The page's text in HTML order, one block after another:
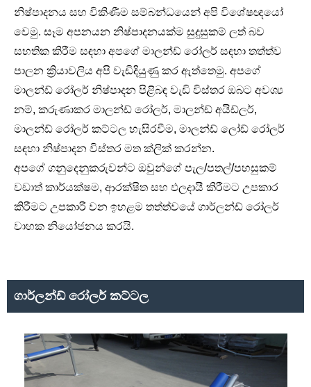
නිෂ්පාදනය සහ විකිණීම සම්බන්ධයෙන් අපි විශේෂඥයෝ
වෙමු. සෑම අපනයන නිෂ්පාදනයක්ම සුදුසුකම් ලත් බව
සහතික කිරීම සඳහා අපගේ මාලන්ඩ් රෝලර් සඳහා තත්ත්ව
පාලන ක්‍රියාවලිය අපි වැඩිදියුණු කර ඇත්තෙමු. අපගේ
මාලන්ඩ් රෝලර් නිෂ්පාදන පිළිබඳ වැඩි විස්තර ඔබට අවශ්‍ය
නම්, කරුණාකර මාලන්ඩ් රෝලර්, මාලන්ඩ් අයිඩ්ලර්,
මාලන්ඩ් රෝලර් කට්ටල හැසිරවීම, මාලන්ඩ් ලෝඩ් රෝලර්
සඳහා නිෂ්පාදන විස්තර මත ක්ලික් කරන්න.
අපගේ ගනුදෙනුකරුවන්ට ඔවුන්ගේ පැල/පතල්/පහසුකම්
වඩාත් කාර්යක්ෂම, ආරක්ෂිත සහ ඵලදායී කිරීමට උපකාර
කිරීමට උපකාරී වන ඉහළම තත්ත්වයේ ගාර්ලන්ඩ් රෝලර්
වාහක නියෝජනය කරයි.
ගාර්ලන්ඩ් රෝලර් කට්ටල